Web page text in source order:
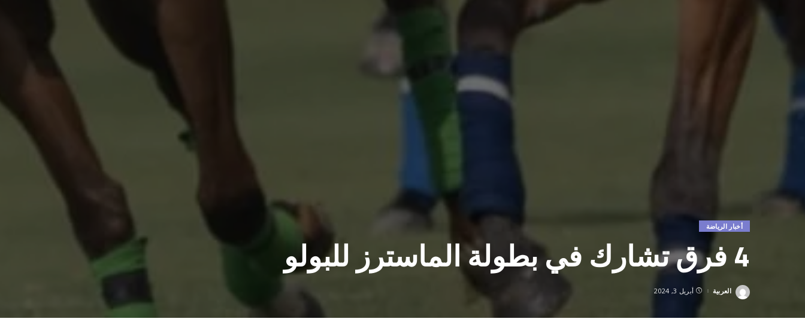
أخبار الرياضة
4 فرق تشارك في بطولة الماسترز للبولو
Posted
العربية أبريل 3, 2024